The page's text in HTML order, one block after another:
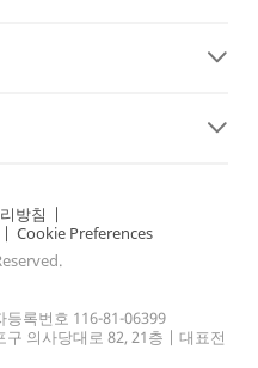
방침 |
| Cookie Preferences
록번호 116-81-06399
의사당대로 82, 21층 | 대표전